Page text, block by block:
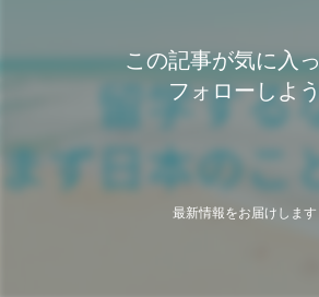
この記事が気に入
フォローしよう
最新情報をお届けします